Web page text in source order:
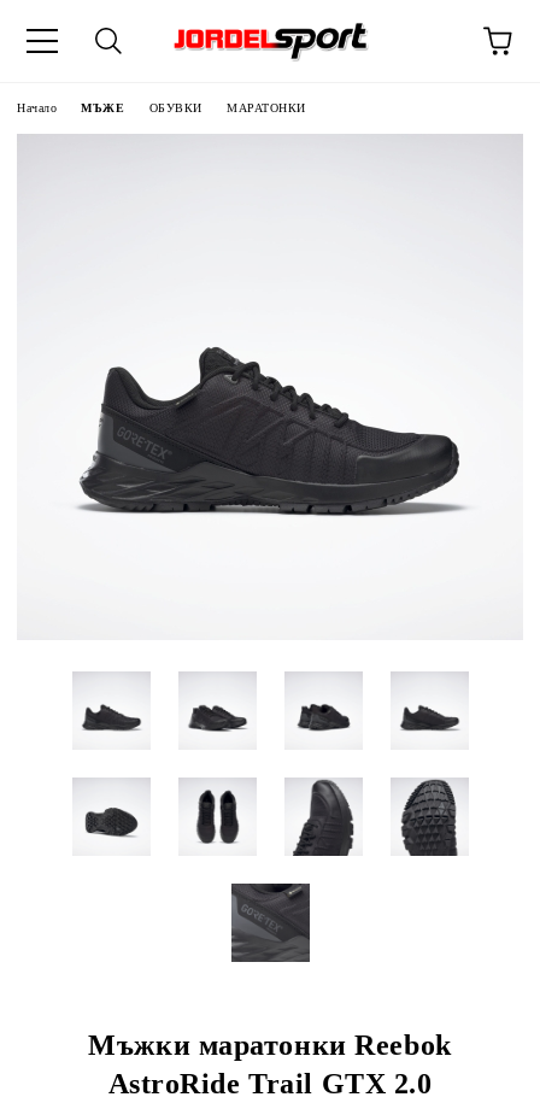
Начало МЪЖЕ ОБУВКИ МАРАТОНКИ
Мъжки маратонки Reebok
AstroRide Trail GTX 2.0